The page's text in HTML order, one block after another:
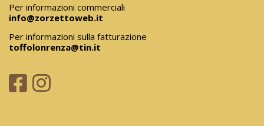
Per informazioni commerciali
info@zorzettoweb.it
Per informazioni sulla fatturazione
toffolonrenza@tin.it